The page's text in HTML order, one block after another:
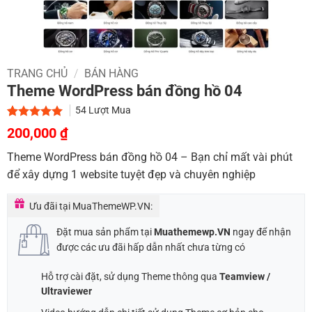
TRANG CHỦ / BÁN HÀNG
Theme WordPress bán đồng hồ 04
5.00trên 5
dựa trên
1
54Lượt Mua
Giá
gốc
là:
1,000,000 ₫.
200,000 ₫Giá
hiện
tại
200,000 ₫.
Theme WordPress bán đồng hồ 04 – Bạn chỉ mất vài phút
để xây dựng 1 website tuyệt đẹp và chuyên nghiệp
Ưu đãi tại MuaThemeWP.VN:
Đặt mua sản phẩm tại Muathemewp.VN ngay để nhận
được các ưu đãi hấp dẫn nhất chưa từng có
Hỗ trợ cài đặt, sử dụng Theme thông qua Teamview /
Ultraviewer